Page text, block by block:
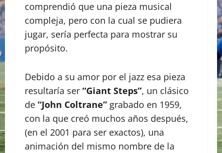
comprendió que una pieza musical
compleja, pero con la cual se pudiera
jugar, sería perfecta para mostrar su
propósito.
Debido a su amor por el jazz esa pieza
resultaría ser “Giant Steps”, un clásico
de “John Coltrane” grabado en 1959,
con la que creó muchos años después,
(en el 2001 para ser exactos), una
animación del mismo nombre de la